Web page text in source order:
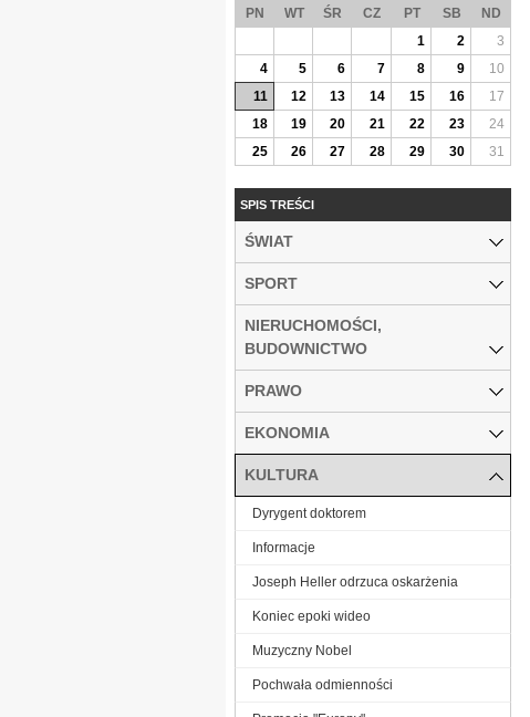
PN WT ŚR CZ PT SB
ND
1
2
3
4
5 6 7 8 9
10
11
12 13 14 15 16
17
18
19 20 21 22 23
24
25
26 27 28 29 30 31
SPIS TREŚCI
ŚWIAT
SPORT
NIERUCHOMOŚCI,
BUDOWNICTWO
PRAWO
EKONOMIA
KULTURA
Dyrygent doktorem
Informacje
Joseph Heller odrzuca oskarżenia
Koniec epoki wideo
Muzyczny Nobel
Pochwała odmienności